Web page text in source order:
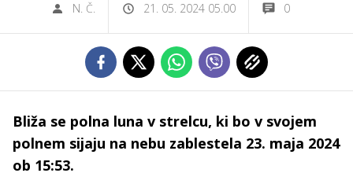
N. Č. 21. 05. 2024 05.00 0
Bliža se polna luna v strelcu, ki bo v svojem
polnem sijaju na nebu zablestela 23. maja 2024
ob 15:53.